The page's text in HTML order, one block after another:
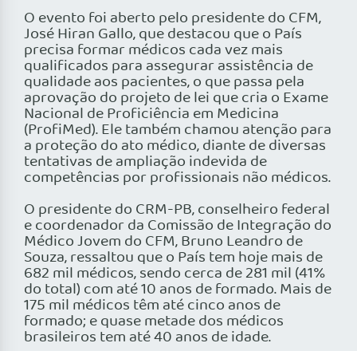
O evento foi aberto pelo presidente do CFM,
José Hiran Gallo, que destacou que o País
precisa formar médicos cada vez mais
qualificados para assegurar assistência de
qualidade aos pacientes, o que passa pela
aprovação do projeto de lei que cria o Exame
Nacional de Proficiência em Medicina
(ProfiMed). Ele também chamou atenção para
a proteção do ato médico, diante de diversas
tentativas de ampliação indevida de
competências por profissionais não médicos.
O presidente do CRM-PB, conselheiro federal
e coordenador da Comissão de Integração do
Médico Jovem do CFM, Bruno Leandro de
Souza, ressaltou que o País tem hoje mais de
682 mil médicos, sendo cerca de 281 mil (41%
do total) com até 10 anos de formado. Mais de
175 mil médicos têm até cinco anos de
formado; e quase metade dos médicos
brasileiros tem até 40 anos de idade.